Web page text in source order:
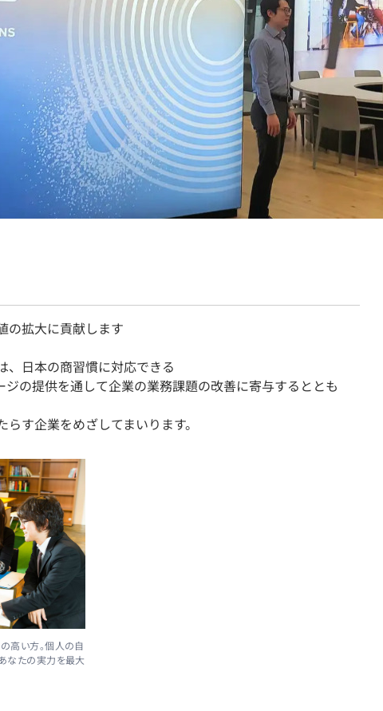
契約内容・クーポン
の拡大に貢献します
、日本の商習慣に対応できる
ジの提供を通して企業の業務課題の改善に寄与するととも
す企業をめざしてまいります。
高い方。個人の自
なたの実力を最大